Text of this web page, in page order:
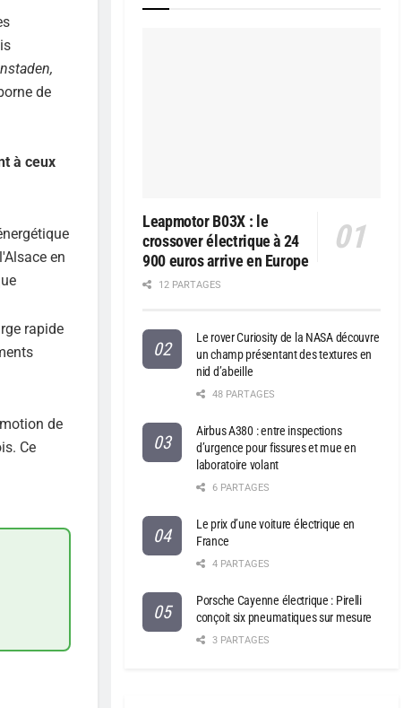
de
à ceux
rapide
de
Ce
Leapmotor B03X : le
crossover électrique à 24
900 euros arrive en Europe
12 PARTAGES
Le rover Curiosity de la NASA découvre
un champ présentant des textures en
nid d’abeille
48 PARTAGES
Airbus A380 : entre inspections
d’urgence pour fissures et mue en
laboratoire volant
6 PARTAGES
Le prix d’une voiture électrique en
France
4 PARTAGES
Porsche Cayenne électrique : Pirelli
conçoit six pneumatiques sur mesure
3 PARTAGES